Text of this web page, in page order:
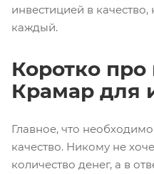
инвестицией в
каждый.
Коротко
Крамар для
Главное, что
качество. Никому не
количество денег, а в